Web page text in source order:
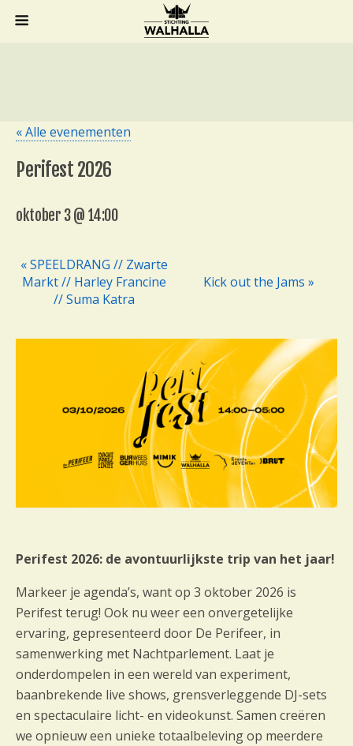
« Alle evenementen
Perifest 2026
oktober 3 @ 14:00
n
i
t
e
« SPEELDRANG // Zwarte
Markt // Harley Francine
// Suma Katra
Kick out the Jams »
Perifest 2026: de avontuurlijkste trip van het jaar!
Markeer je agenda’s, want op 3 oktober 2026 is
Perifest terug! Ook nu weer een onvergetelijke
ervaring, gepresenteerd door De Perifeer, in
samenwerking met Nachtparlement. Laat je
onderdompelen in een wereld van experiment,
baanbrekende live shows, grensverleggende DJ-sets
en spectaculaire licht- en videokunst. Samen creëren
we opnieuw een unieke totaalbeleving op meerdere